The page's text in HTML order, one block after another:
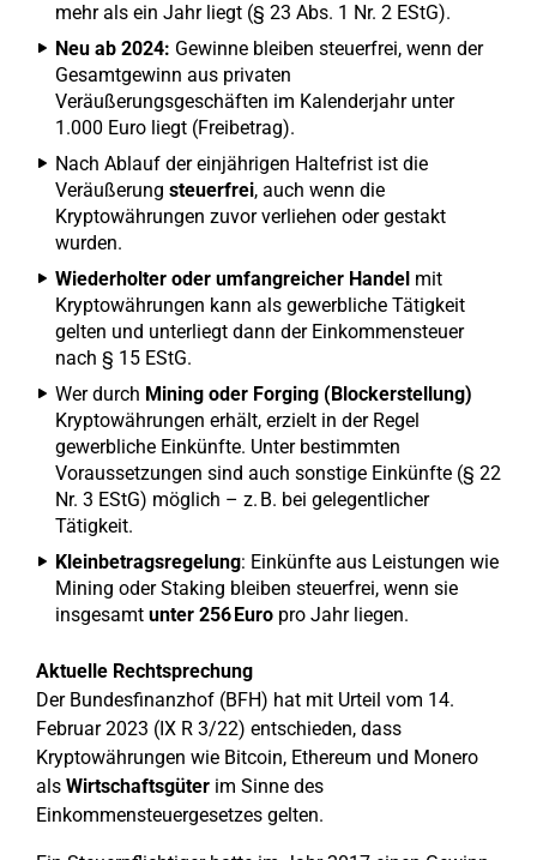
mehr als ein Jahr liegt (§ 23 Abs. 1 Nr. 2 EStG).
Neu ab 2024: Gewinne bleiben steuerfrei, wenn der
Gesamtgewinn aus privaten
Veräußerungsgeschäften im Kalenderjahr unter
1.000 Euro liegt (Freibetrag).
Nach Ablauf der einjährigen Haltefrist ist die
Veräußerung steuerfrei, auch wenn die
Kryptowährungen zuvor verliehen oder gestakt
wurden.
Wiederholter oder umfangreicher Handel mit
Kryptowährungen kann als gewerbliche Tätigkeit
gelten und unterliegt dann der Einkommensteuer
nach § 15 EStG.
Wer durch Mining oder Forging (Blockerstellung)
Kryptowährungen erhält, erzielt in der Regel
gewerbliche Einkünfte. Unter bestimmten
Voraussetzungen sind auch sonstige Einkünfte (§ 22
Nr. 3 EStG) möglich – z. B. bei gelegentlicher
Tätigkeit.
Kleinbetragsregelung: Einkünfte aus Leistungen wie
Mining oder Staking bleiben steuerfrei, wenn sie
insgesamt unter 256 Euro pro Jahr liegen.
Aktuelle Rechtsprechung
Der Bundesfinanzhof (BFH) hat mit Urteil vom 14.
Februar 2023 (IX R 3/22) entschieden, dass
Kryptowährungen wie Bitcoin, Ethereum und Monero
als Wirtschaftsgüter im Sinne des
Einkommensteuergesetzes gelten.